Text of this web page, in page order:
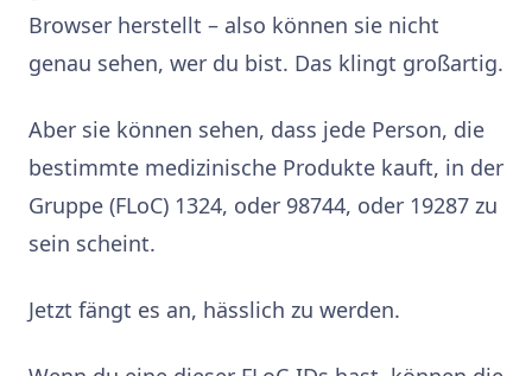
Browser herstellt – also können sie nicht
genau sehen, wer du bist. Das klingt großartig.
Aber sie können sehen, dass jede Person, die
bestimmte medizinische Produkte kauft, in der
Gruppe (FLoC) 1324, oder 98744, oder 19287 zu
sein scheint.
Jetzt fängt es an, hässlich zu werden.